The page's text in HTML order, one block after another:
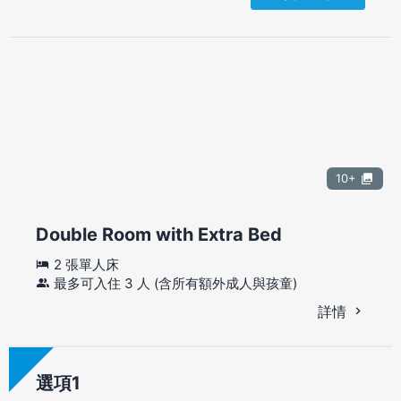
10+
Double Room with Extra Bed
2 張單人床
最多可入住 3 人 (含所有額外成人與孩童)
詳情
選項